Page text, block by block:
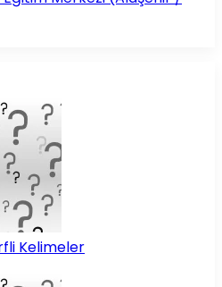
Kelimeler